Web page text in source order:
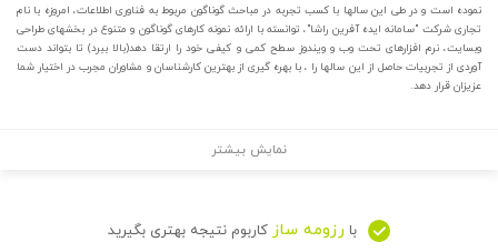
نموده است و در طی این سالها با کسب تجربه در مباحث گوناگون مربوط به فناوری اطلاعات، امروزه با نام
تجاری شرکت "سامانه ایده آفرین راشا"، توانسته با ارائه نمونه کارهای گوناگون و متنوع در بخشهای طراحی
وبسایت، نرم افزارهای تحت وب و ویندوز سطح کمی و کیفی خود را ارتقا دهد(بالا ببرد) تا بتواند دست
آوردی از تجربیات حاصل از این سالها را ، با بهره گیری از بهترین کارشناسان و مشاوران مجرب در اختیار شما
عزیزان قرار دهد.
نمایش بیشتر
با رزومه ساز کاربوم نتیجه بهتری بگیرید